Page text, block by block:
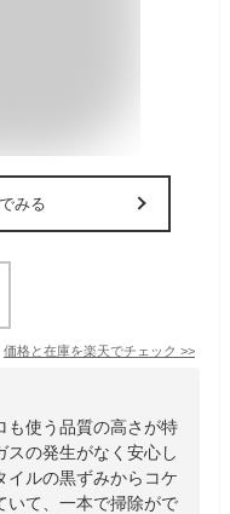
みる
価格と在庫を楽天でチェック >>
も使う品質の高さが特
スの発生がなく安心し
イルの黒ずみからコケ
いて、一本で掃除がで